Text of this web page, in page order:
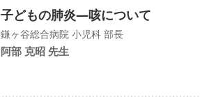
子どもの肺炎―咳について
鎌ヶ谷総合病院 小児科 部長
阿部 克昭 先生